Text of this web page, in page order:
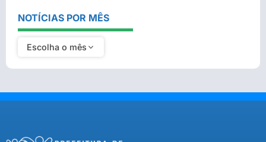
NOTÍCIAS POR MÊS
Escolha o mês